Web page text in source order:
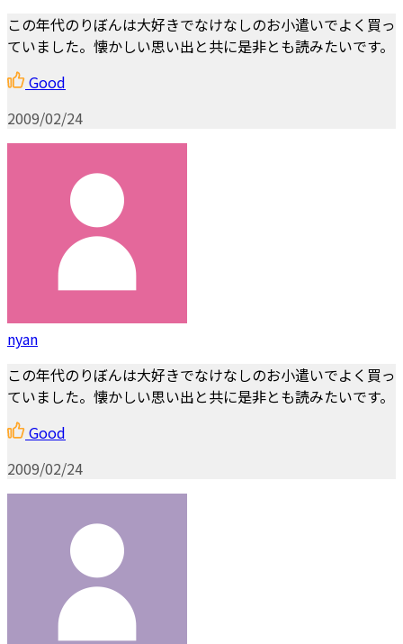
この年代のりぼんは大好きでなけなしのお小遣いでよく買っ
ていました。懐かしい思い出と共に是非とも読みたいです。
Good
2009/02/24
nyan
この年代のりぼんは大好きでなけなしのお小遣いでよく買っ
ていました。懐かしい思い出と共に是非とも読みたいです。
Good
2009/02/24